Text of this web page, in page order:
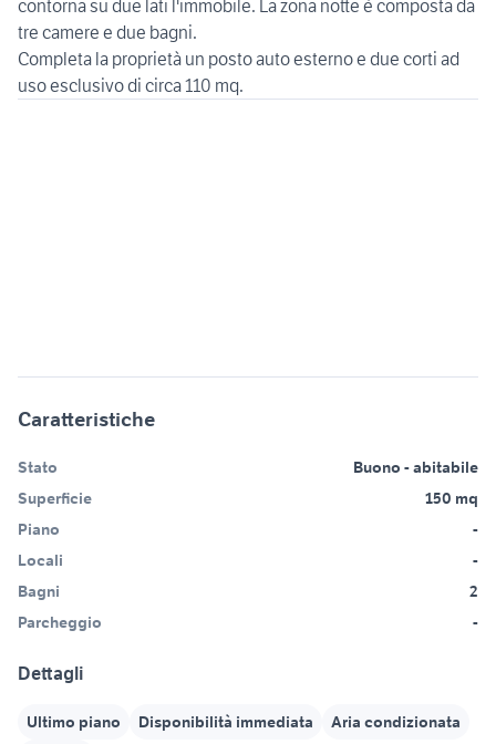
contorna su due lati l'immobile. La zona notte è composta da
tre camere e due bagni.
Completa la proprietà un posto auto esterno e due corti ad
uso esclusivo di circa 110 mq.
Caratteristiche
Stato
Buono - abitabile
Superficie
150 mq
Piano
-
Locali
-
Bagni
2
Parcheggio
-
Dettagli
Ultimo piano Disponibilità immediata Aria condizionata